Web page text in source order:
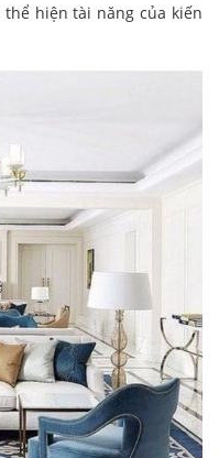
thể hiện tài năng của kiến